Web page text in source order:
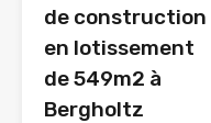
de construction
en lotissement
de 549m2 à
Bergholtz